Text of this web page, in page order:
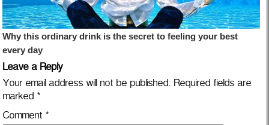
Leave a Reply
Your email address will not be published. Required fields are
marked *
Comment *